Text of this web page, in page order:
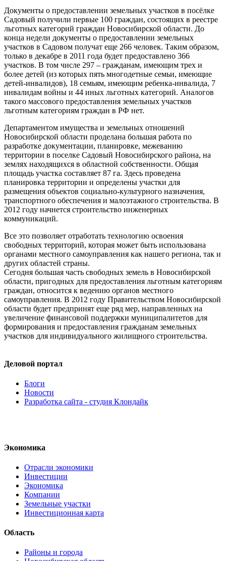
Документы о предоставлении земельных участков в посёлке
Садовый получили первые 100 граждан, состоящих в реестре
льготных категорий граждан Новосибирской области. До
конца недели документы о предоставлении земельных
участков в Садовом получат еще 266 человек. Таким образом,
только в декабре в 2011 года будет предоставлено 366
участков. В том числе 297 – гражданам, имеющим трех и
более детей (из которых пять многодетные семьи, имеющие
детей-инвалидов), 18 семьям, имеющим ребенка-инвалида, 7
инвалидам войны и 44 иных льготных категорий. Аналогов
такого массового предоставления земельных участков
льготным категориям граждан в РФ нет.
Департаментом имущества и земельных отношений
Новосибирской области проделана большая работа по
разработке документации, планировке, межеванию
территории в поселке Садовый Новосибирского района, на
землях находящихся в областной собственности. Общая
площадь участка составляет 87 га. Здесь проведена
планировка территории и определены участки для
размещения объектов социально-культурного назначения,
транспортного обеспечения и малоэтажного строительства. В
2012 году начнется строительство инженерных
коммуникаций.
Все это позволяет отработать технологию освоения
свободных территорий, которая может быть использована
органами местного самоуправления как нашего региона, так и
других областей страны.
Сегодня большая часть свободных земель в Новосибирской
области, пригодных для предоставления льготным категориям
граждан, относится к ведению органов местного
самоуправления. В 2012 году Правительством Новосибирской
области будет предпринят еще ряд мер, направленных на
увеличение финансовой поддержки муниципалитетов для
формирования и предоставления гражданам земельных
участков для индивидуального жилищного строительства.
Деловой портал
Блоги
Новости
Разработка сайта - студия Клондайк
Экономика
Отрасли экономики
Инвестиции
Экономика
Компании
Земельные участки
Инвестиционная карта
Область
Районы и города